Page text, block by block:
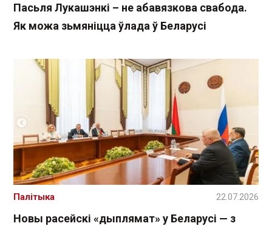
Пасьля Лукашэнкі – не абавязкова свабода.
Як можа зьмяніцца ўлада ў Беларусі
Новы расейскі «дыплямат» у Беларусі — з
Палітыка 22.07.2026